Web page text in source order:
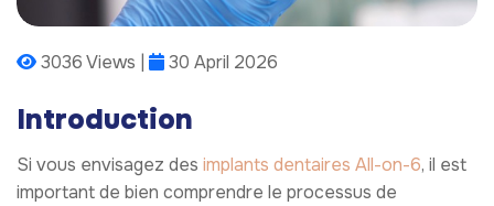
3036 Views | 30 April 2026
Introduction
Si vous envisagez des implants dentaires All-on-6, il est
important de bien comprendre le processus de